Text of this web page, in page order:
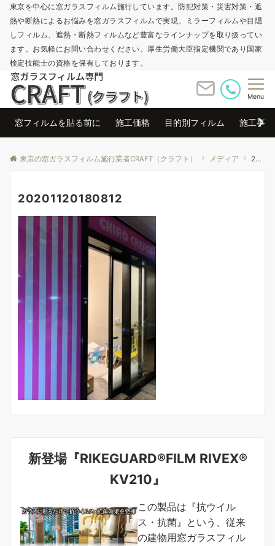
東京を中心に窓ガラスフィルム施行しています。防犯対策・災害対策・遮
熱や断熱によるお悩みを窓ガラスフィルムで実現。ミラーフィルムや目隠
しフィルム、遮熱・断熱フィルムなど豊富なラインナップを取り扱ってい
ます。お気軽にお問い合わせください。厚生労働大臣指定機関であり国家
検定技能士の資格を保有しております。
Menu
窓フィルムを貼る前に 施工価格 目的別フィルム 施工事例
東京の窓ガラスフィルム施行業者CRAFT（クラフト） メディア 20201120180812
20201120180812
新登場『RIKEGUARD®FILM RIVEX®
KV210』
この製品は『抗ウイル
ス・抗菌』という、従来
の建物用窓ガラスフィル